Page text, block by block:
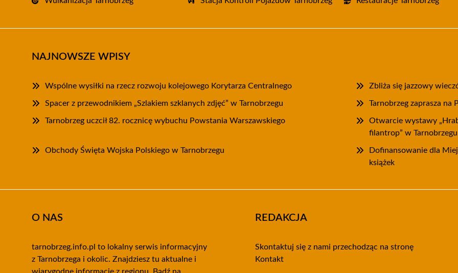
NAJNOWSZE WPISY
Wspólne wysiłki na rzecz rozwoju kolejowego Korytarza Centralnego Zbliża się jazzowy
Spacer z przewodnikiem „Szlakiem szklanych zdjęć” w Tarnobrzegu Tarnobrzeg zaprasza
Tarnobrzeg uczcił 82. rocznicę wybuchu Powstania Warszawskiego
Otwarcie wystawy
filantrop” w Tarnobrzegu
Obchody Święta Wojska Polskiego w Tarnobrzegu
Dofinansowanie dla
książek
O NAS
tarnobrzeg.info.pl to lokalny serwis informacyjny
z Tarnobrzega i okolic. Znajdziesz tu aktualne i
REDAKCJA
Skontaktuj się z nami przechodząc na stronę
Kontakt